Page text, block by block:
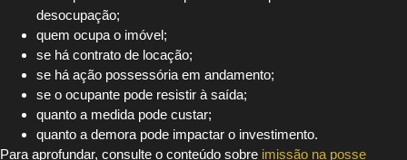
desocupação;
quem ocupa o imóvel;
se há contrato de locação;
se há ação possessória em andamento;
se o ocupante pode resistir à saída;
quanto a medida pode custar;
quanto a demora pode impactar o investimento.
Para aprofundar, consulte o conteúdo sobre imissão na posse